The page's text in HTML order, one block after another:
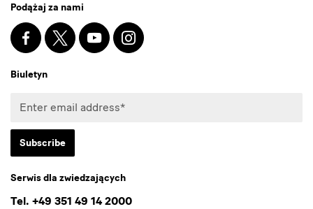
społecznościowe
i
biuletyny
Podążaj za nami
Facebook
X YoutubeInstagram
Biuletyn
Enter
address*
Subscribe
* Pflichtfeld
I agree to the privacy policy.*
Serwis dla zwiedzających
Tel. +49 351 49 14 2000